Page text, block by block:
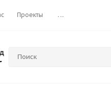
Проекты ...